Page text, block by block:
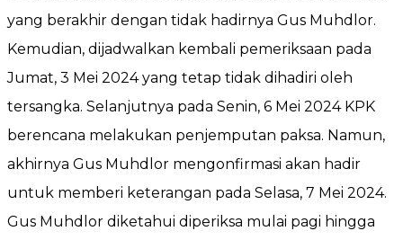
yang berakhir dengan tidak hadirnya Gus Muhdlor.
Kemudian, dijadwalkan kembali pemeriksaan pada
Jumat, 3 Mei 2024 yang tetap tidak dihadiri oleh
tersangka. Selanjutnya pada Senin, 6 Mei 2024 KPK
berencana melakukan penjemputan paksa. Namun,
akhirnya Gus Muhdlor mengonfirmasi akan hadir
untuk memberi keterangan pada Selasa, 7 Mei 2024.
Gus Muhdlor diketahui diperiksa mulai pagi hingga